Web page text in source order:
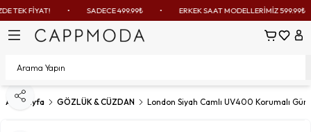
TEK FİYAT! SADECE 499.99₺ ERKEK SAAT MODELLERİMİZ 599.99₺
Sepetim
Ana Sayfa GÖZLÜK & CÜZDAN London Siyah Camlı UV400 Korumalı
Paylaş